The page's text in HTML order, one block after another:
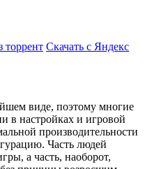
торрент Скачать с Яндекс
виде, поэтому многие
в настройках и игровой
производительности
Часть людей
а часть, наоборот,